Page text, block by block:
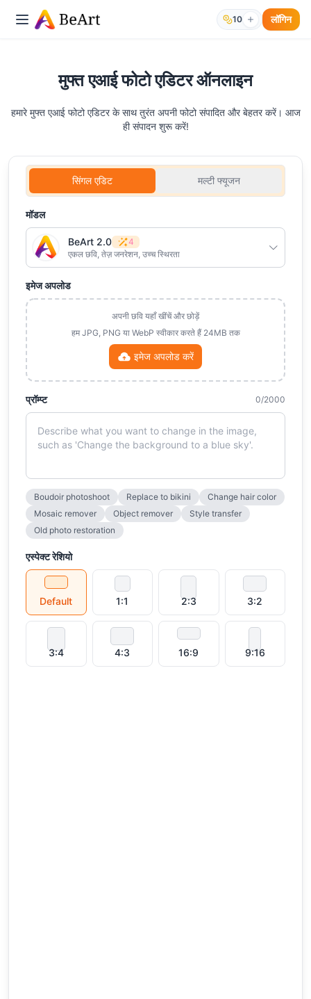
10 लॉगिन
मुफ्त एआई फोटो एडिटर ऑनलाइन
हमारे मुफ्त एआई फोटो एडिटर के साथ तुरंत अपनी फोटो संपादित और बेहतर करें। आज
ही संपादन शुरू करें!
सिंगल एडिट मल्टी फ्यूजन
मॉडल
BeArt 2.0
4
एकल छवि, तेज़ जनरेशन, उच्च स्थिरता
इमेज अपलोड
अपनी छवि यहाँ खींचें और छोड़ें
हम JPG, PNG या WebP स्वीकार करते हैं 24MB तक
इमेज अपलोड करें
प्रॉम्प्ट 0/2000
Boudoir photoshoot Replace to bikini
Change hair color
Mosaic remover
Object remover
Style transfer
Old photo restoration
एस्पेक्ट रेशियो
Default 1:1 2:3 3:2
3:4 4:3 16:9 9:16